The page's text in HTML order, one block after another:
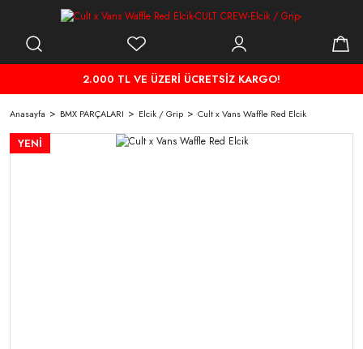
2.000 TL VE ÜZERİ ÜCRETSİZ KARGO!
Anasayfa BMX PARÇALARI Elcik / Grip Cult x Vans Waffle Red Elcik
YENİ